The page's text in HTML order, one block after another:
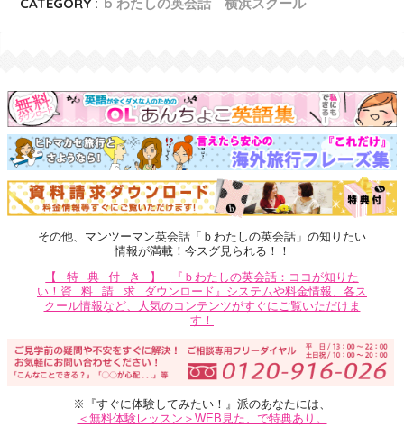
CATEGORY : b わたしの英会話 横浜スクール
その他、マンツーマン英会話「ｂわたしの英会話」の知りたい
情報が満載！今スグ見られる！！
【特典付き】
『ｂわたしの英会話：ココが知りた
い！ 資料請求 ダウンロード』システムや料金情報、各ス
クール情報など、人気のコンテンツがすぐにご覧いただけま
す！
※『すぐに体験してみたい！』派のあなたには、
＜無料体験レッスン＞WEB見た、で特典あり。